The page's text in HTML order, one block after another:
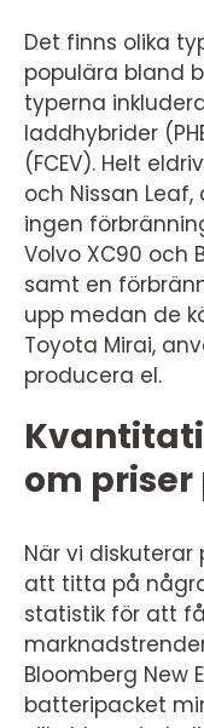
Det finns olika
populära bland
typerna
laddhybrider
(FCEV). Helt
och Nissan
ingen
Volvo XC90 och
samt en
upp medan de
Toyota Mirai,
producera el.
om
När vi
att titta på
statistik för att
Bloomberg New
batteripacket